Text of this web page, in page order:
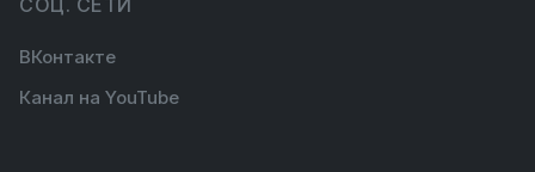
СОЦ. СЕТИ
ВКонтакте
Канал на YouTube